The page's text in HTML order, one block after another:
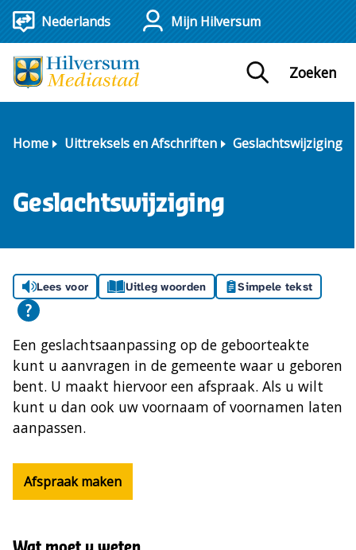
Mijn Hilversum
Zoeken
Home Uittreksels en Afschriften Geslachtswijziging
Geslachtswijziging
Lees voor Uitleg woorden Simpele tekst
Een geslachtsaanpassing op de geboorteakte
kunt u aanvragen in de gemeente waar u geboren
bent. U maakt hiervoor een afspraak. Als u wilt
kunt u dan ook uw voornaam of voornamen laten
aanpassen.
Afspraak maken